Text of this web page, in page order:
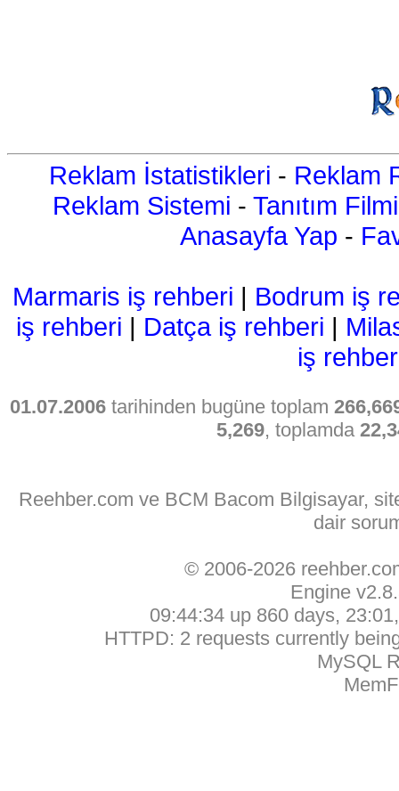
Reklam İstatistikleri - Reklam
Reklam Sistemi - Tanıtım Filmi
Anasayfa Yap -
Marmaris iş rehberi | Bodrum iş
iş rehberi | Datça iş rehberi |
iş
01.07.2006 tarihinden bugüne toplam
5,269, toplamda
Reehber.com ve BCM Bacom Bilgisayar,
dair
© 2006-2026
Engine
09:44:34 up 860 days,
HTTPD: 2 requests currently
MySQL